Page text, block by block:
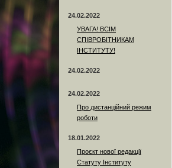
24.02.2022
УВАГА! ВСІМ
СПІВРОБІТНИКАМ
ІНСТИТУТУ!
24.02.2022
24.02.2022
Про дистанційний режим
роботи
18.01.2022
Проєкт нової редакції
Статуту Інституту